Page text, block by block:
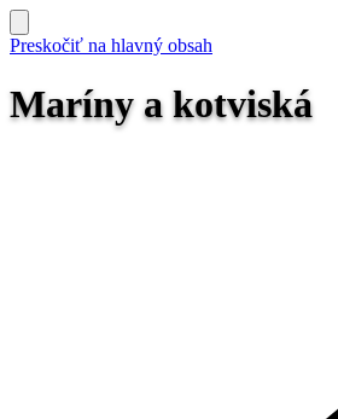
Preskočiť na hlavný obsah
Maríny a kotviská